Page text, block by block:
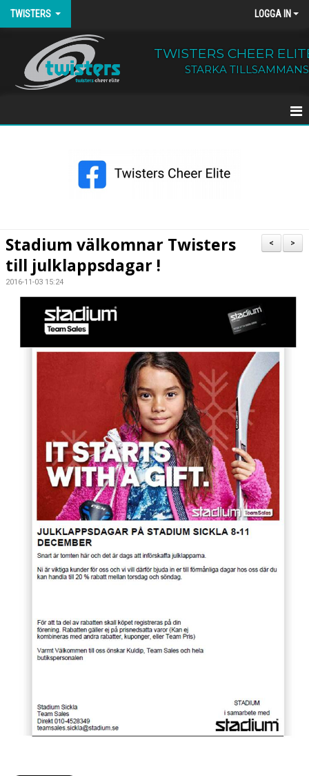
TWISTERS LOGGA IN
TWISTERS CHEER
STARKA TILLSAMMANS
KALENDER
EXTRATRÄNING
KLÄDER & MERCH
>
<
Stadium välkomnar Twisters
till julklappsdagar !
2016-11-03 15:24